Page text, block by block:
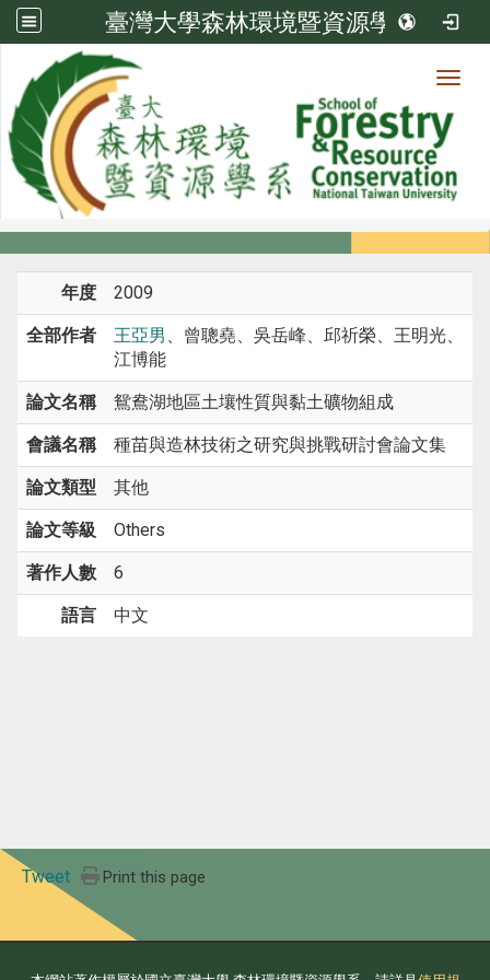
臺灣大學森林環境暨資源學系
系所成員
系所成員
年度 2009
全部作者 王亞男 、曾聰堯、吳岳峰、邱祈榮、王明光、
江博能
論文名稱 鴛鴦湖地區土壤性質與黏土礦物組成
會議名稱 種苗與造林技術之研究與挑戰研討會論文集
論文類型 其他
論文等級 Others
著作人數 6
語言 中文
Tweet Print this page